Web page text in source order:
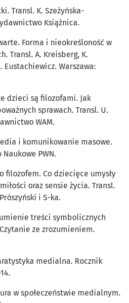
Transl. K. Szeżyńska-
Książnica.
Forma i nieokreśloność w
Transl. A. Kreisberg, K.
Eustachiewicz. Warszawa:
dzieci są filozofami. Jak
sprawach. Transl. U.
WAM.
i komunikowanie masowe.
PWN.
filozofem. Co dziecięce umysły
oraz sensie życia. Transl.
i S-ka.
treści symbolicznych
ze zrozumieniem.
medialna. Rocznik
w społeczeństwie medialnym.